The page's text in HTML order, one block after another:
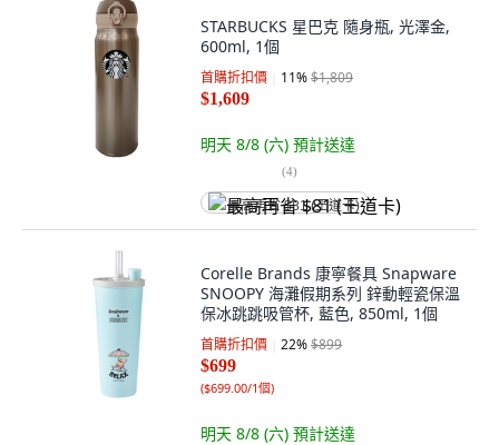
STARBUCKS 星巴克 隨身瓶, 光澤金,
600ml, 1個
首購折扣價 11%$1,809
$1,609
明天 8/8 (六) 預計送達
(4)
最高再省 $81 (王道卡)
Corelle Brands 康寧餐具 Snapware
SNOOPY 海灘假期系列 鋅動輕瓷保溫
保冰跳跳吸管杯, 藍色, 850ml, 1個
首購折扣價 22%$899
$699
($699.00/1個)
明天 8/8 (六) 預計送達